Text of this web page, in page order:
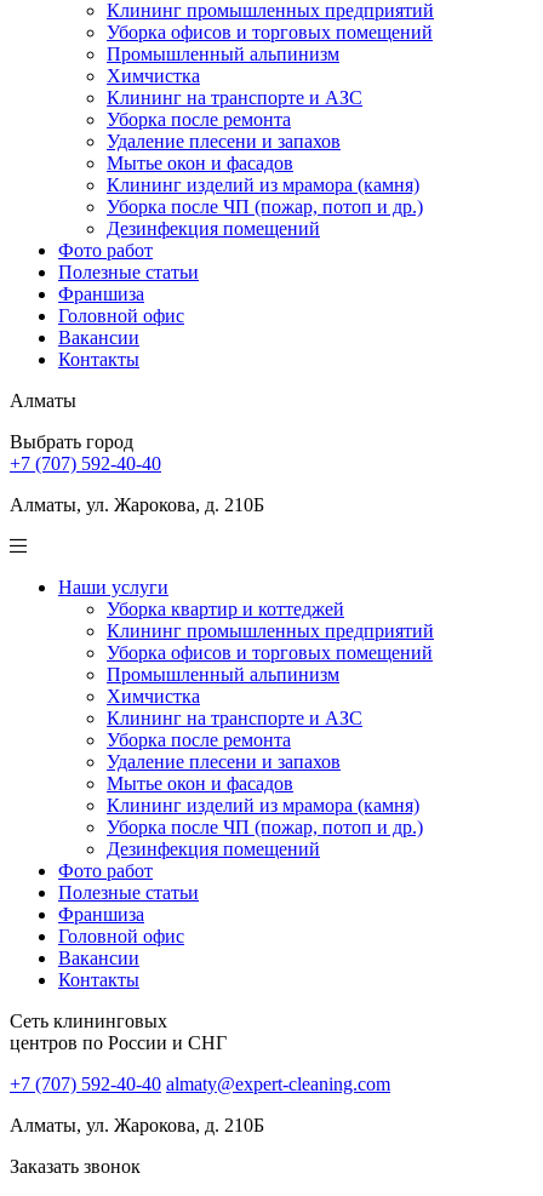
Клининг промышленных предприятий
Уборка офисов и торговых помещений
Промышленный альпинизм
Химчистка
Клининг на транспорте и АЗС
Уборка после ремонта
Удаление плесени и запахов
Мытье окон и фасадов
Клининг изделий из мрамора (камня)
Уборка после ЧП (пожар, потоп и др.)
Дезинфекция помещений
Фото работ
Полезные статьи
Франшиза
Головной офис
Вакансии
Контакты
Алматы
Выбрать город
+7 (707) 592-40-40
Алматы, ул. Жарокова, д. 210Б
Наши услуги
Уборка квартир и коттеджей
Клининг промышленных предприятий
Уборка офисов и торговых помещений
Промышленный альпинизм
Химчистка
Клининг на транспорте и АЗС
Уборка после ремонта
Удаление плесени и запахов
Мытье окон и фасадов
Клининг изделий из мрамора (камня)
Уборка после ЧП (пожар, потоп и др.)
Дезинфекция помещений
Фото работ
Полезные статьи
Франшиза
Головной офис
Вакансии
Контакты
Сеть клининговых
центров по России и СНГ
+7 (707) 592-40-40 almaty@expert-cleaning.com
Алматы, ул. Жарокова, д. 210Б
Заказать звонок